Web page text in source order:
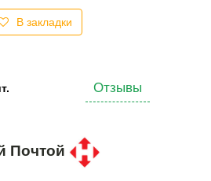
В закладки
Отзывы
Почтой